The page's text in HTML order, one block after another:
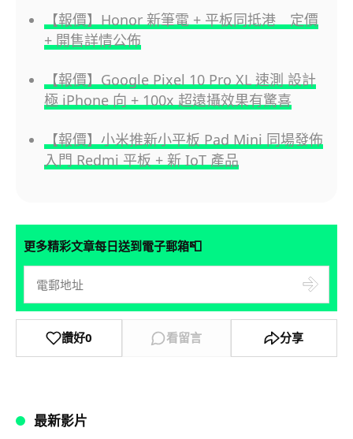
【報價】Honor 新筆電 + 平板同抵港 定價
+ 開售詳情公佈
【報價】Google Pixel 10 Pro XL 速測 設計
極 iPhone 向 + 100x 超遠攝效果有驚喜
【報價】小米推新小平板 Pad Mini 同場發佈
入門 Redmi 平板 + 新 IoT 產品
更多精彩文章每日送到電子郵箱📮
讚好0 看留言 分享
最新影片